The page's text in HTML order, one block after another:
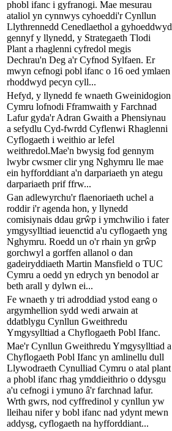
phobl ifanc i gyfranogi. Mae mesurau
ataliol yn cynnwys cyhoeddi'r Cynllun
Llythrennedd Cenedlaethol a gyhoeddwyd
gennyf y llynedd, y Strategaeth Tlodi
Plant a rhaglenni cyfredol megis
Dechrau'n Deg a'r Cyfnod Sylfaen. Er
mwyn cefnogi pobl ifanc o 16 oed ymlaen
rhoddwyd pecyn cyll...
Hefyd, y llynedd fe wnaeth Gweinidogion
Cymru lofnodi Fframwaith y Farchnad
Lafur gyda'r Adran Gwaith a Phensiynau
a sefydlu Cyd-fwrdd Cyflenwi Rhaglenni
Cyflogaeth i weithio ar lefel
weithredol.Mae'n bwysig fod gennym
lwybr cwsmer clir yng Nghymru lle mae
ein hyfforddiant a'n darpariaeth yn ategu
darpariaeth prif ffrw...
Gan adlewyrchu'r flaenoriaeth uchel a
roddir i'r agenda hon, y llynedd
comisiynais ddau grŵp i ymchwilio i fater
ymgysylltiad ieuenctid a'u cyflogaeth yng
Nghymru. Roedd un o'r rhain yn grŵp
gorchwyl a gorffen allanol o dan
gadeiryddiaeth Martin Mansfield o TUC
Cymru a oedd yn edrych yn benodol ar
beth arall y dylwn ei...
Fe wnaeth y tri adroddiad ystod eang o
argymhellion sydd wedi arwain at
ddatblygu Cynllun Gweithredu
Ymgysylltiad a Chyflogaeth Pobl Ifanc.
Mae'r Cynllun Gweithredu Ymgysylltiad a
Chyflogaeth Pobl Ifanc yn amlinellu dull
Llywodraeth Cynulliad Cymru o atal plant
a phobl ifanc rhag ymddieithrio o ddysgu
a'u cefnogi i ymuno â'r farchnad lafur.
Wrth gwrs, nod cyffredinol y cynllun yw
lleihau nifer y bobl ifanc nad ydynt mewn
addysg, cyflogaeth na hyfforddiant...